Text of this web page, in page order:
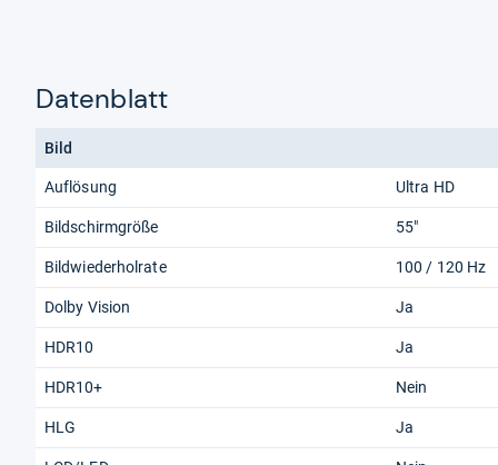
Datenblatt
Bild
Auflösung Ultra HD
Bildschirmgröße 55"
Bildwiederholrate 100 / 120 Hz
Dolby Vision Ja
HDR10 Ja
HDR10+ Nein
HLG Ja